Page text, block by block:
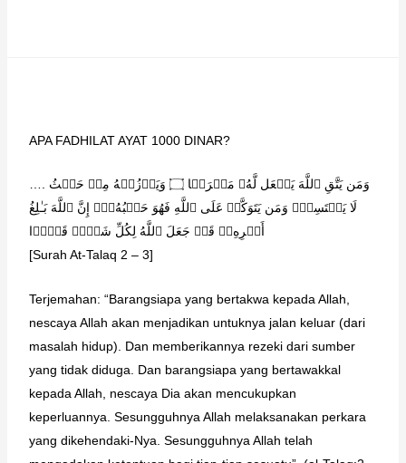
APA FADHILAT AYAT 1000 DINAR?
لَا یَحۡتَسِبُۚ وَمَن یَتَوَكَّلۡ عَلَى ٱللَّهِ فَهُوَ حَسۡبُهُۥۤۚ إِنَّ ٱللَّهَ بَـٰلِغُ
أَمۡرِهِۦۚ قَدۡ جَعَلَ ٱللَّهُ لِكُلِّ شَیۡءࣲ قَدۡرࣰا
[Surah At-Talaq 2 – 3]
Terjemahan: “Barangsiapa yang bertakwa kepada Allah,
nescaya Allah akan menjadikan untuknya jalan keluar (dari
masalah hidup). Dan memberikannya rezeki dari sumber
yang tidak diduga. Dan barangsiapa yang bertawakkal
kepada Allah, nescaya Dia akan mencukupkan
keperluannya. Sesungguhnya Allah melaksanakan perkara
yang dikehendaki-Nya. Sesungguhnya Allah telah